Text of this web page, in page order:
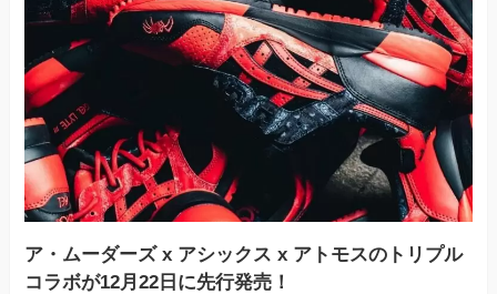
ア・ムーダーズ x アシックス x アトモスのトリプル
コラボが12月22日に先行発売！